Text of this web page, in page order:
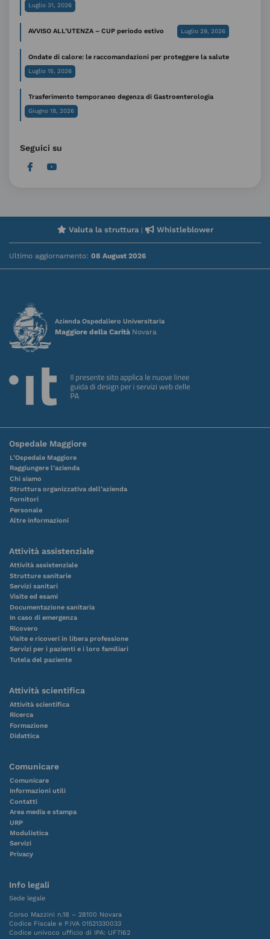
Luglio 31, 2026
AVVISO ALL’UTENZA – CUP periodo estivo Luglio 29, 2026
Ondate di calore: le raccomandazioni per proteggere la salute
Luglio 15, 2026
Trasferimento temporaneo degenza di Gastroenterologia
Giugno 18, 2026
Seguici su
Valuta la struttura| Whistleblower
Ultimo aggiornamento: 08 August 2026
Azienda Ospedaliero Universitaria
Maggiore della Carità Novara
Ospedale Maggiore
L’Ospedale Maggiore
Raggiungere l’azienda
Chi siamo
Struttura organizzativa dell’azienda
Fornitori
Personale
Altre informazioni
Attività assistenziale
Attività assistenziale
Strutture sanitarie
Servizi sanitari
Visite ed esami
Documentazione sanitaria
In caso di emergenza
Ricovero
Visite e ricoveri in libera professione
Servizi per i pazienti e i loro familiari
Tutela del paziente
Attività scientifica
Attività scientifica
Ricerca
Formazione
Didattica
Comunicare
Comunicare
Informazioni utili
Contatti
Area media e stampa
URP
Modulistica
Servizi
Privacy
Info legali
Sede legale
Corso Mazzini n.18 – 28100 Novara
Codice Fiscale e P.IVA 01521330033
Codice univoco ufficio di IPA: UF7I62